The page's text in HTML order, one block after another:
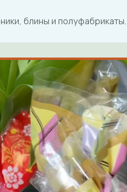
блины и полуфабрикаты.